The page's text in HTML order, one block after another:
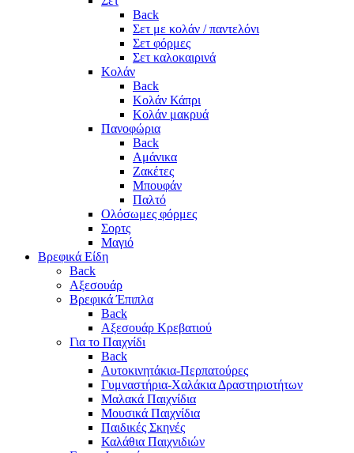
Back
Σετ με κολάν / παντελόνι
Σετ φόρμες
Σετ καλοκαιρινά
Κολάν
Back
Κολάν Κάπρι
Κολάν μακρυά
Πανοφώρια
Back
Αμάνικα
Ζακέτες
Μπουφάν
Παλτό
Ολόσωμες φόρμες
Σορτς
Μαγιό
Βρεφικά Είδη
Back
Αξεσουάρ
Βρεφικά Έπιπλα
Back
Αξεσουάρ Κρεβατιού
Για το Παιχνίδι
Back
Αυτοκινητάκια-Περπατούρες
Γυμναστήρια-Χαλάκια Δραστηριοτήτων
Μαλακά Παιχνίδια
Μουσικά Παιχνίδια
Παιδικές Σκηνές
Καλάθια Παιχνιδιών